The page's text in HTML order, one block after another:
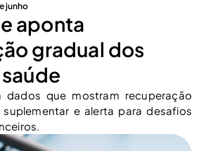
junho
aponta
gradual dos
dados que mostram recuperação
e alerta para desafios